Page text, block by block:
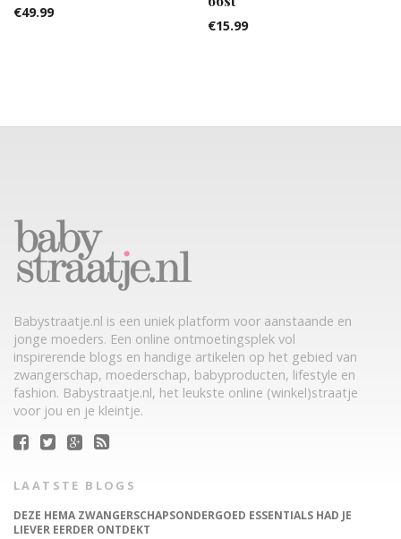
€49.99
€15.99
Babystraatje.nl is een uniek platform voor aanstaande en
jonge moeders. Een online ontmoetingsplek vol
inspirerende blogs en handige artikelen op het gebied van
zwangerschap, moederschap, babyproducten, lifestyle en
fashion. Babystraatje.nl, het leukste online (winkel)straatje
voor jou en je kleintje.
LAATSTE BLOGS
DEZE HEMA ZWANGERSCHAPSONDERGOED ESSENTIALS HAD JE
LIEVER EERDER ONTDEKT